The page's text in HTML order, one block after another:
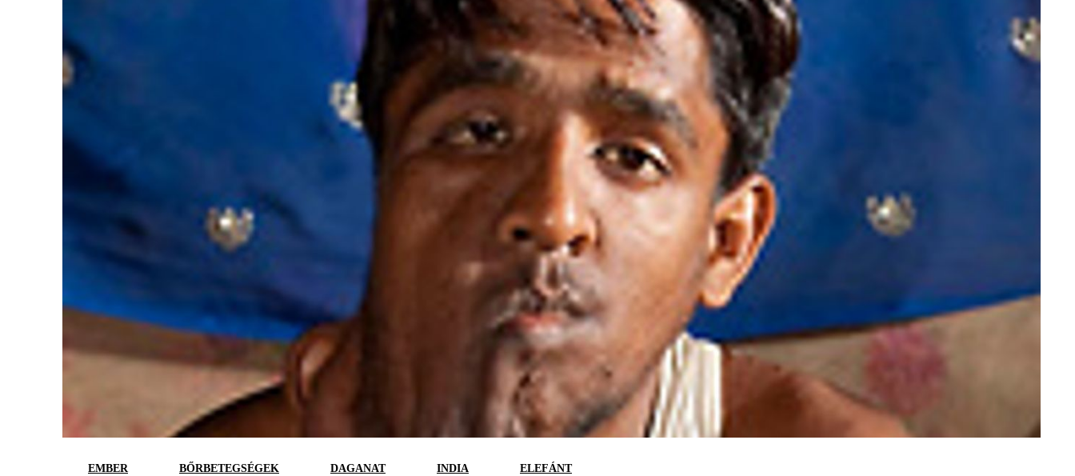
EMBER BŐRBETEGSÉGEK DAGANAT INDIA ELEFÁNT